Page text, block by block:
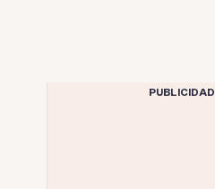
PUBLICIDAD